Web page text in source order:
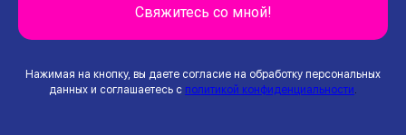
Свяжитесь со мной!
Нажимая на кнопку, вы даете согласие на обработку персональных
данных и соглашаетесь c политикой конфиденциальности.